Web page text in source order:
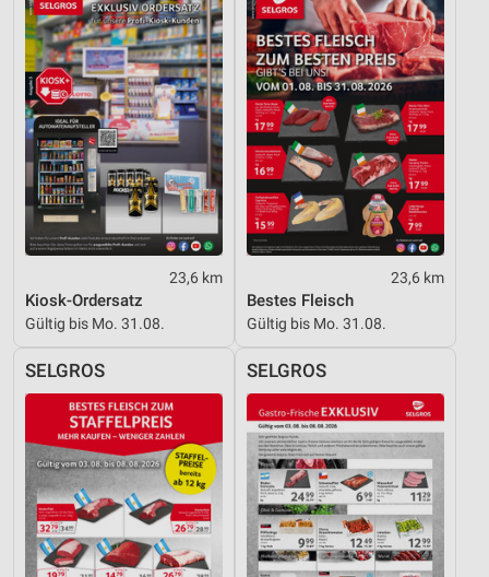
23,6 km
Kiosk-Ordersatz
Gültig bis Mo. 31.08.
23,6 km
Bestes Fleisch
Gültig bis Mo. 31.08.
SELGROS SELGROS